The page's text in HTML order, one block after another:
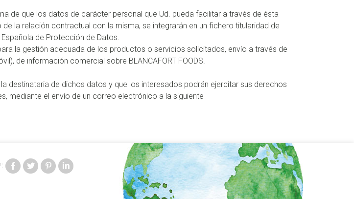
de que los datos de carácter personal que Ud. pueda facilitar a través de ésta
la relación contractual con la misma, se integrarán en un fichero titularidad de
de Protección de Datos.
la gestión adecuada de los productos o servicios solicitados, envío a través de
de información comercial sobre BLANCAFORT FOODS.
destinataria de dichos datos y que los interesados podrán ejercitar sus derechos
mediante el envío de un correo electrónico a la siguiente